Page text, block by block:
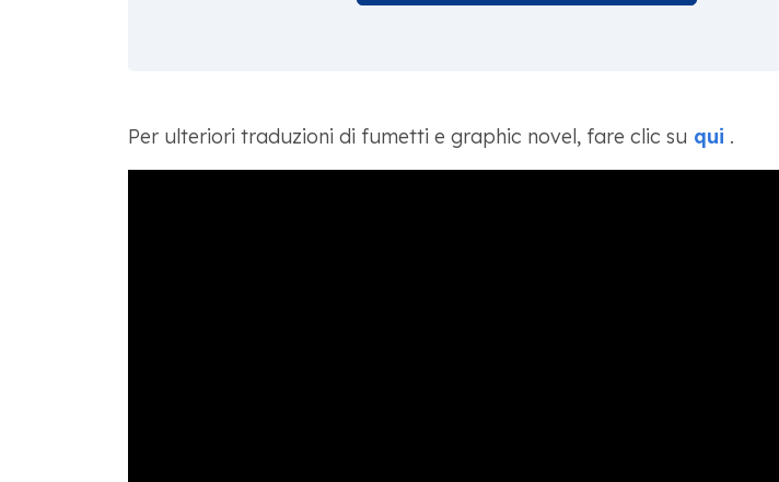
Per ulteriori traduzioni di fumetti e graphic novel, fare clic su qui .